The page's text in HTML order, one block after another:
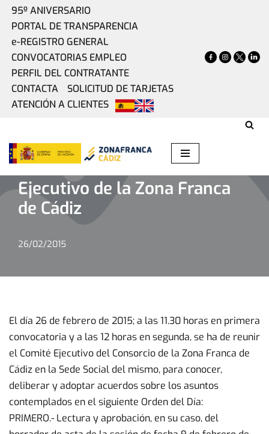
95º ANIVERSARIO
PORTAL DE TRANSPARENCIA
e-REGISTRO GENERAL
CONVOCATORIAS EMPLEO
PERFIL DEL CONTRATANTE
CONTACTA
SOLICITUD DE TARJETAS
ATENCIÓN A CLIENTES
Nueva reunión del Comité Ejecutivo
Nueva reunión del Comité
Ejecutivo de la Zona Franca
de Cádiz
26/02/2015
El día 26 de febrero de 2015; a las 11.30 horas en primera
convocatoria y a las 12 horas en segunda, se ha de reunir
el Comité Ejecutivo del Consorcio de la Zona Franca de
Cádiz en la Sede Social del mismo, para conocer,
deliberar y adoptar acuerdos sobre los asuntos
contemplados en el siguiente Orden del Día:
PRIMERO.- Lectura y aprobación, en su caso, del